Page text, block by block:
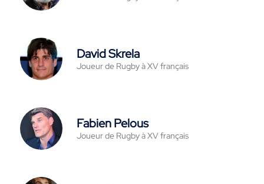
David Skrela
Joueur de Rugby à XV français
Fabien Pelous
Joueur de Rugby à XV français